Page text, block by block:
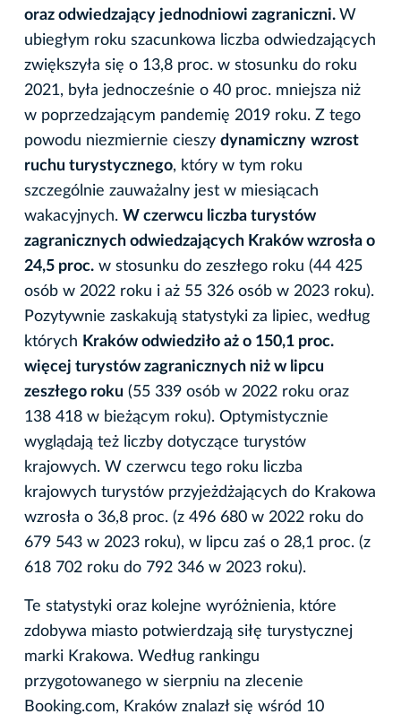
oraz odwiedzający jednodniowi zagraniczni. W
ubiegłym roku szacunkowa liczba odwiedzających
zwiększyła się o 13,8 proc. w stosunku do roku
2021, była jednocześnie o 40 proc. mniejsza niż
w poprzedzającym pandemię 2019 roku. Z tego
powodu niezmiernie cieszy dynamiczny wzrost
ruchu turystycznego, który w tym roku
szczególnie zauważalny jest w miesiącach
wakacyjnych. W czerwcu liczba turystów
zagranicznych odwiedzających Kraków wzrosła o
24,5 proc. w stosunku do zeszłego roku (44 425
osób w 2022 roku i aż 55 326 osób w 2023 roku).
Pozytywnie zaskakują statystyki za lipiec, według
których Kraków odwiedziło aż o 150,1 proc.
więcej turystów zagranicznych niż w lipcu
zeszłego roku (55 339 osób w 2022 roku oraz
138 418 w bieżącym roku). Optymistycznie
wyglądają też liczby dotyczące turystów
krajowych. W czerwcu tego roku liczba
krajowych turystów przyjeżdżających do Krakowa
wzrosła o 36,8 proc. (z 496 680 w 2022 roku do
679 543 w 2023 roku), w lipcu zaś o 28,1 proc. (z
618 702 roku do 792 346 w 2023 roku).
Te statystyki oraz kolejne wyróżnienia, które
zdobywa miasto potwierdzają siłę turystycznej
marki Krakowa. Według rankingu
przygotowanego w sierpniu na zlecenie
Booking.com, Kraków znalazł się wśród 10